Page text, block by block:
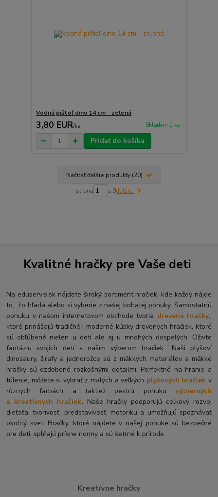
Vodná pištoľ dino 14 cm - zelená
3,80 EUR/ks Skladom 1 ks
Pridať do košíka
Načítať ďalšie produkty (20)
strana z 9ďalšie
Kvalitné hračky pre Vaše deti
Na eduservis.sk nájdete široký sortiment hračiek, kde každý nájde
to, čo hľadá alebo si vyberie z našej bohatej ponuky. Samostatnú
ponuku v našom internetovom obchode tvoria drevené hračky,
ktoré prinášajú tradičné i moderné kúsky drevených hračiek, ktoré
sú obľúbené nielen u detí ale aj u mnohých dospelých. Oživte
fantáziu svojich detí s naším výberom hračiek.. Naši plyšoví
dinosaury, žirafy a jednorožce sú z mäkkých materiálov a mäkké
hračky sú ozdobené rozkošnými detailmi. Perfektné na hranie a
túlenie, môžete si vybrať z malých a veľkých plyšových hračiek v
rôznych farbách a taktiež pestrú ponuku výtvarných
a kreatívnych hračiek. Naše hračky podporujú celkový rozvoj
dieťaťa, tvorivosť, predstavivosť, motoriku a umožňujú spoznávať
okolitý svet. Hračky, ktoré nájdete v našej ponuke sú bezpečné
pre deti, spĺňajú prísne normy a sú šetrné k prírode.
Kreatívne hračky